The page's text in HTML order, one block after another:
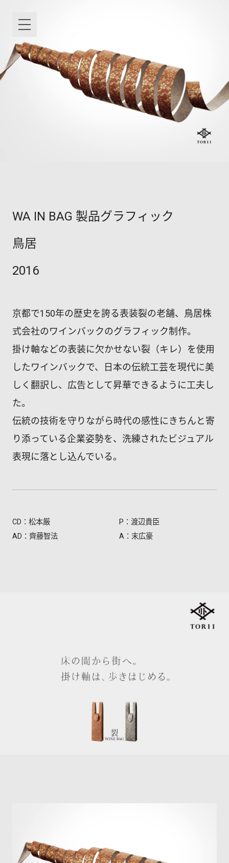
WA IN BAG 製品グラフィック
鳥居
2016
京都で150年の歴史を誇る表装裂の老舗、鳥居株
式会社のワインバックのグラフィック制作。
掛け軸などの表装に欠かせない裂（キレ）を使用
したワインバックで、日本の伝統工芸を現代に美
しく翻訳し、広告として昇華できるように工夫し
た。
伝統の技術を守りながら時代の感性にきちんと寄
り添っている企業姿勢を、洗練されたビジュアル
表現に落とし込んでいる。
CD：松本厳
AD：齊藤智法
P：渡辺貴臣
A：末広豪